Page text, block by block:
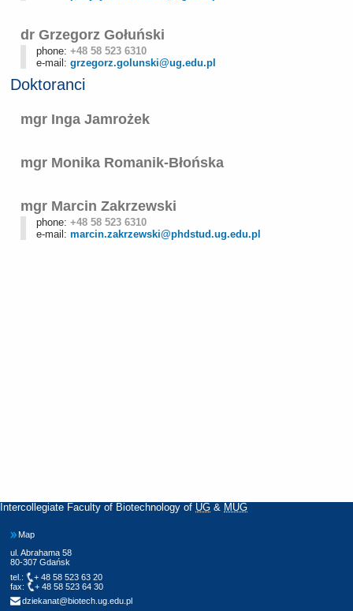
dr Grzegorz Gołuński
phone: +48 58 523 6310
e-mail: grzegorz.golunski@ug.edu.pl
Doktoranci
mgr Inga Jamrożek
mgr Monika Romanik-Błońska
mgr Marcin Zakrzewski
phone: +48 58 523 6310
e-mail: marcin.zakrzewski@phdstud.ug.edu.pl
Intercollegiate Faculty of Biotechnology of UG & MUG
Map
ul. Abrahama 58
80-307 Gdańsk
tel.:
+ 48 58 523 63 20
fax:
+ 48 58 523 64 30
dziekanat@biotech.ug.edu.pl